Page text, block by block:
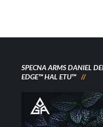
SPECNA ARMS DANIEL
EDGE™ HAL ETU™